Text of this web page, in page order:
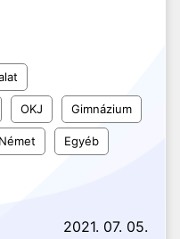
OKJ Gimnázium
Német Egyéb
2021. 07. 05.